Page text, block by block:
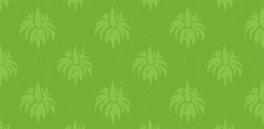
ragyogását, erősíti az
megosztás, együttérzés,
használat esetén növeli a
tompaságot, a